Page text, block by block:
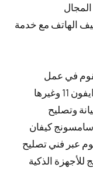
الهاتف مع خدمة
في عمل
وتصليح
سامسونج كيفان
عبر فني تصليح
للأجهزة الذكية